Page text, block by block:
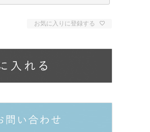
お気に入りに登録する